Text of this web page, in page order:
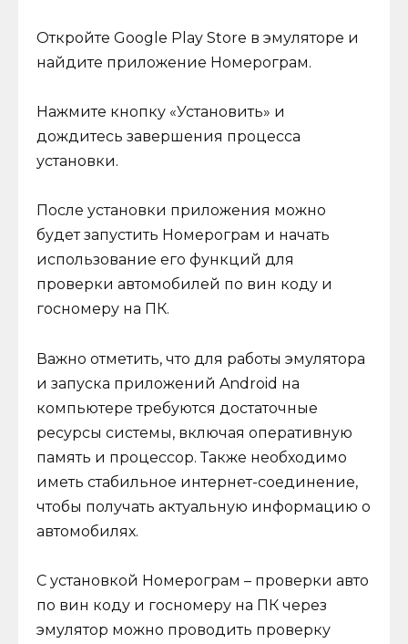
Откройте Google Play Store в эмуляторе и
найдите приложение Номерограм.
Нажмите кнопку «Установить» и
дождитесь завершения процесса
установки.
После установки приложения можно
будет запустить Номерограм и начать
использование его функций для
проверки автомобилей по вин коду и
госномеру на ПК.
Важно отметить, что для работы эмулятора
и запуска приложений Android на
компьютере требуются достаточные
ресурсы системы, включая оперативную
память и процессор. Также необходимо
иметь стабильное интернет-соединение,
чтобы получать актуальную информацию о
автомобилях.
С установкой Номерограм – проверки авто
по вин коду и госномеру на ПК через
эмулятор можно проводить проверку